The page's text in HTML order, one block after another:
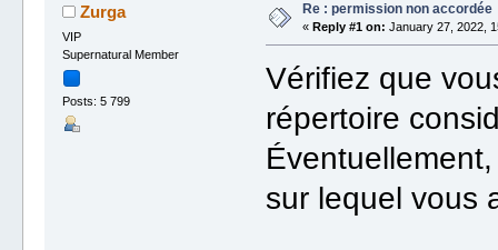
Zurga
VIP
Supernatural Member
Posts: 5 799
Re : permission non accordée
« Reply #1 on: January 27, 2022,
Vérifiez que
répertoire
sur lequel vous